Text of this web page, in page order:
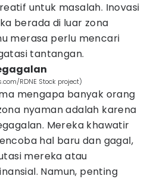
untuk masalah. Inovasi
berada di luar zona
merasa perlu mencari
tantangan.
RDNE Stock project)
mengapa banyak orang
nyaman adalah karena
Mereka khawatir
hal baru dan gagal,
mereka atau
Namun, penting